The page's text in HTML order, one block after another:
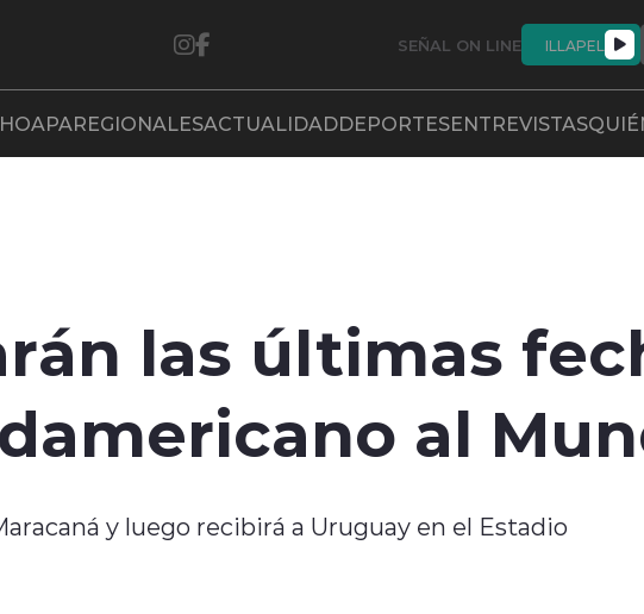
SEÑAL ON LINE ILLAPEL
REGIONALESACTUALIDADDEPORTESENTREVISTAS
las últimas
al
y luego recibirá a Uruguay en el Estadio